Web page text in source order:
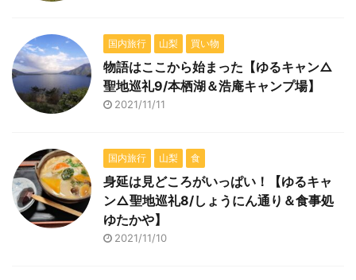
国内旅行 山梨 買い物
物語はここから始まった【ゆるキャン△
聖地巡礼9/本栖湖＆浩庵キャンプ場】
2021/11/11
国内旅行 山梨 食
身延は見どころがいっぱい！【ゆるキャ
ン△聖地巡礼8/しょうにん通り＆食事処
ゆたかや】
2021/11/10